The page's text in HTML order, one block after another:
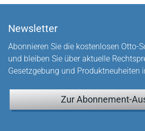
Newsletter
Abonnieren Sie die kostenlosen Otto-
und bleiben Sie über aktuelle
Gesetzgebung und Produktneuheiten
Zur Abonnement-